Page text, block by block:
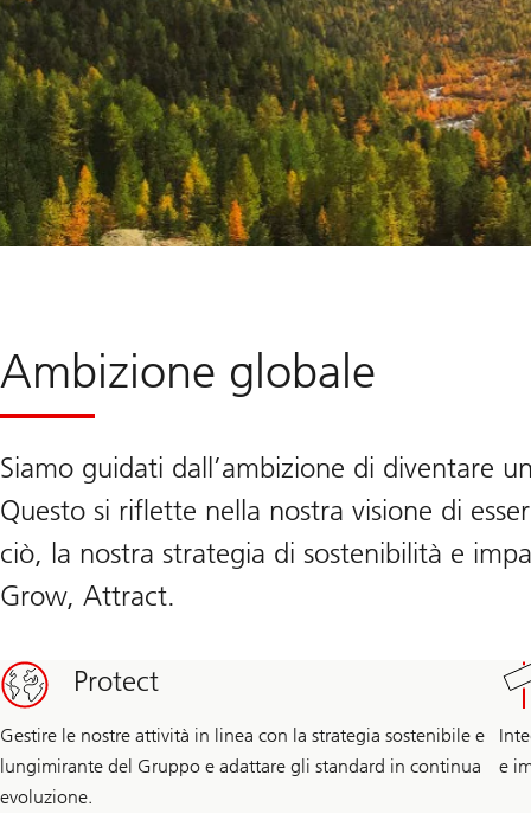
Ambizione globale
Siamo guidati dall’ambizione di diventare
Questo si riflette nella nostra visione di
ciò, la nostra strategia di sostenibilità e
Grow, Attract.
Protect
Gestire le nostre attività in linea con la strategia sostenibile e
lungimirante del Gruppo e adattare gli standard in continua
evoluzione.
e